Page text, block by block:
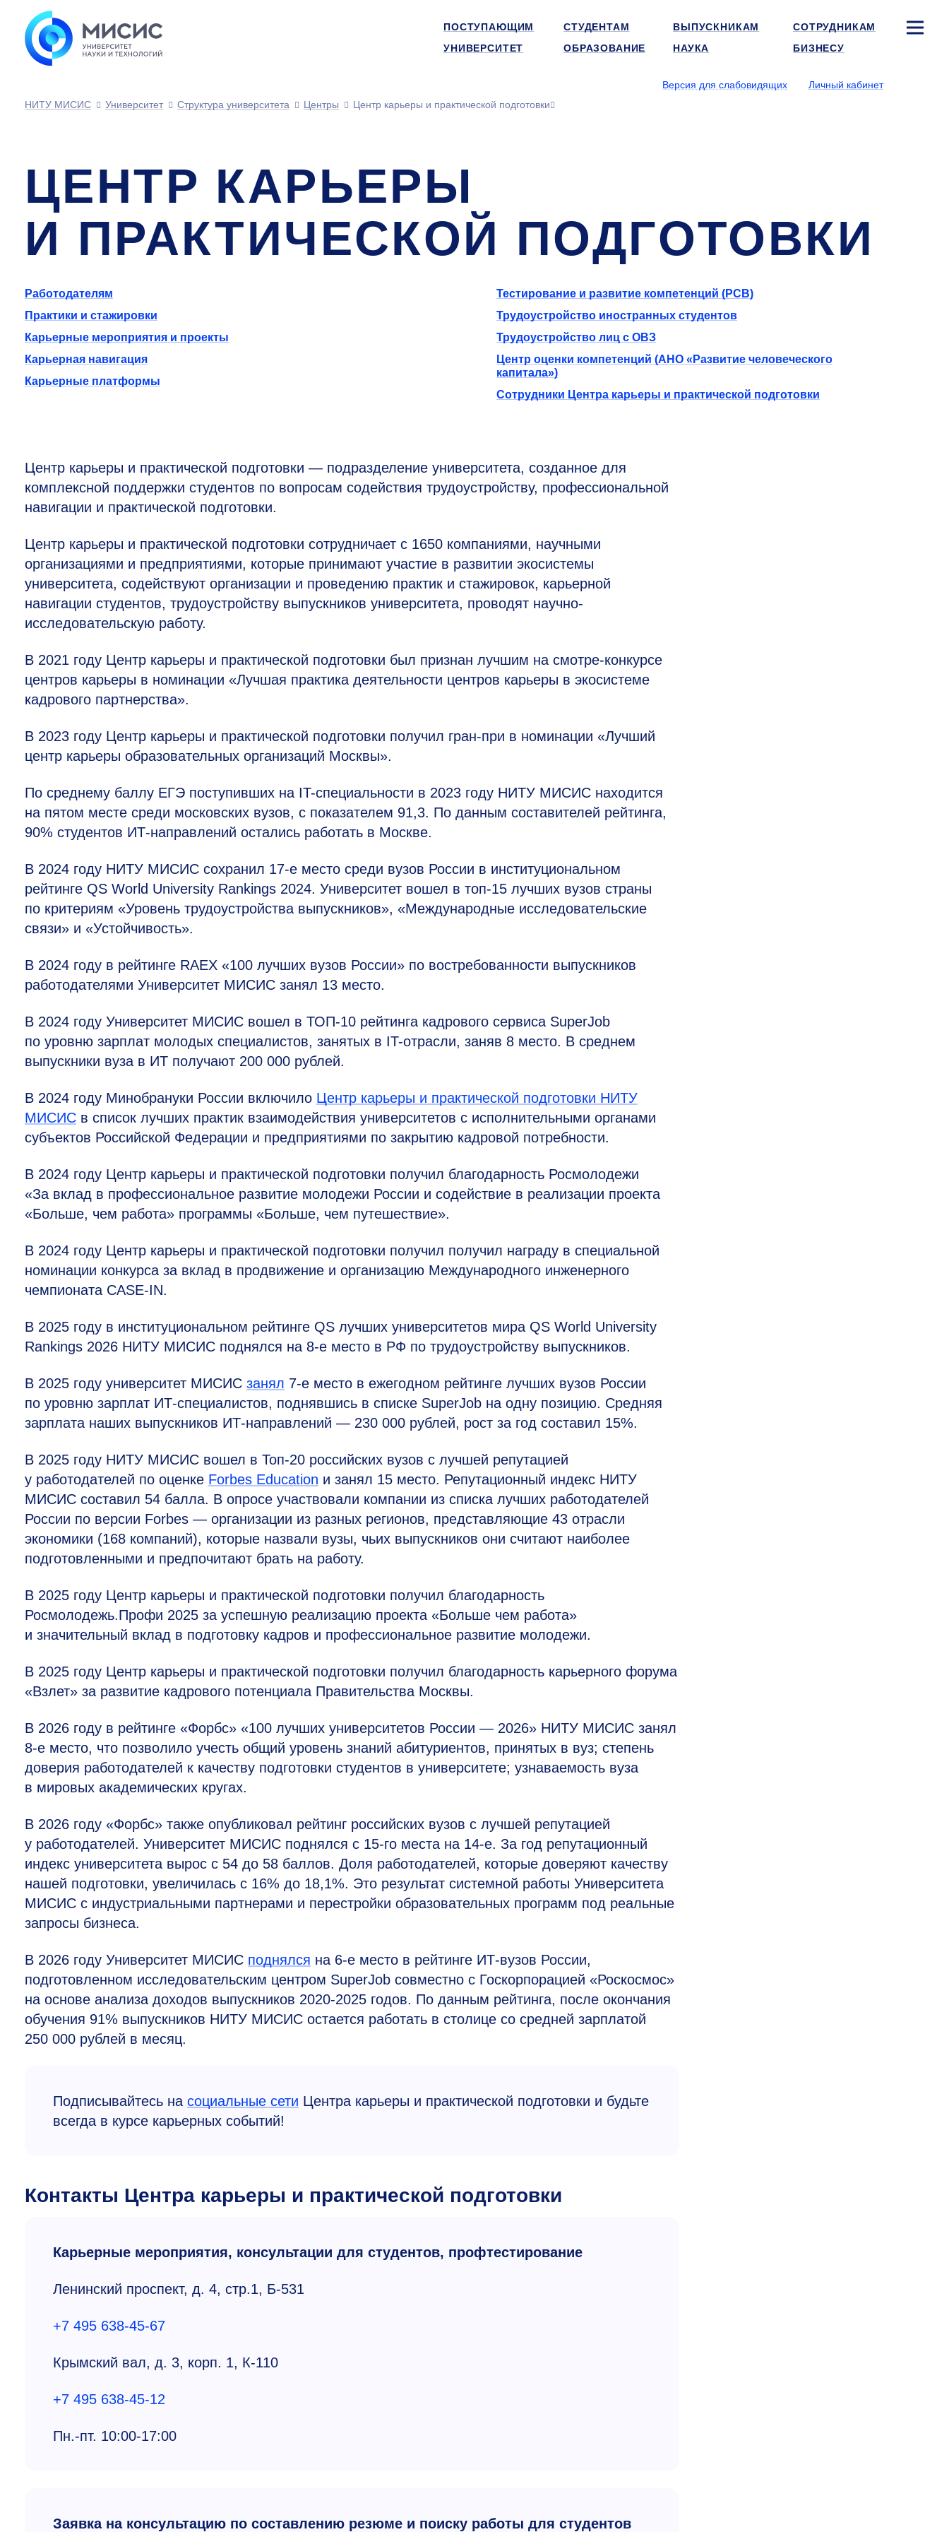
ПОСТУПАЮЩИМ СТУДЕНТАМ ВЫПУСКНИКАМ
СОТРУДНИКАМ
УНИВЕРСИТЕТ
ОБРАЗОВАНИЕ НАУКА БИЗНЕСУ
Версия для слабовидящих
Личный кабинет
НИТУ МИСИС
Университет Структура университета Центры Центр карьеры и практической подготовки
ЦЕНТР КАРЬЕРЫ
И ПРАКТИЧЕСКОЙ ПОДГОТОВКИ
Работодателям
Практики и стажировки
Карьерные мероприятия и проекты
Карьерная навигация
Карьерные платформы
Тестирование и развитие компетенций (РСВ)
Трудоустройство иностранных студентов
Трудоустройство лиц с ОВЗ
Центр оценки компетенций (АНО «Развитие человеческого
капитала»)
Сотрудники Центра карьеры и практической подготовки
Центр карьеры и практической подготовки — подразделение университета, созданное для
комплексной поддержки студентов по вопросам содействия трудоустройству, профессиональной
навигации и практической подготовки.
Центр карьеры и практической подготовки сотрудничает с 1650 компаниями, научными
организациями и предприятиями, которые принимают участие в развитии экосистемы
университета, содействуют организации и проведению практик и стажировок, карьерной
навигации студентов, трудоустройству выпускников университета, проводят научно-
исследовательскую работу.
В 2021 году Центр карьеры и практической подготовки был признан лучшим на смотре-конкурсе
центров карьеры в номинации «Лучшая практика деятельности центров карьеры в экосистеме
кадрового партнерства».
В 2023 году Центр карьеры и практической подготовки получил гран-при в номинации «Лучший
центр карьеры образовательных организаций Москвы».
По среднему баллу ЕГЭ поступивших на IT-специальности в 2023 году НИТУ МИСИС находится
на пятом месте среди московских вузов, с показателем 91,3. По данным составителей рейтинга,
90% студентов ИТ-направлений остались работать в Москве.
В 2024 году НИТУ МИСИС сохранил 17-е место среди вузов России в институциональном
рейтинге QS World University Rankings 2024. Университет вошел в топ-15 лучших вузов страны
по критериям «Уровень трудоустройства выпускников», «Международные исследовательские
связи» и «Устойчивость».
В 2024 году в рейтинге RAEX «100 лучших вузов России» по востребованности выпускников
работодателями Университет МИСИС занял 13 место.
В 2024 году Университет МИСИС вошел в ТОП-10 рейтинга кадрового сервиса SuperJob
по уровню зарплат молодых специалистов, занятых в IT-отрасли, заняв 8 место. В среднем
выпускники вуза в ИТ получают 200 000 рублей.
В 2024 году Минобрануки России включило Центр карьеры и практической подготовки НИТУ
МИСИС в список лучших практик взаимодействия университетов с исполнительными органами
субъектов Российской Федерации и предприятиями по закрытию кадровой потребности.
В 2024 году Центр карьеры и практической подготовки получил благодарность Росмолодежи
«За вклад в профессиональное развитие молодежи России и содействие в реализации проекта
«Больше, чем работа» программы «Больше, чем путешествие».
В 2024 году Центр карьеры и практической подготовки получил получил награду в специальной
номинации конкурса за вклад в продвижение и организацию Международного инженерного
чемпионата CASE-IN.
В 2025 году в институциональном рейтинге QS лучших университетов мира QS World University
Rankings 2026 НИТУ МИСИС поднялся на 8-е место в РФ по трудоустройству выпускников.
В 2025 году университет МИСИС занял 7-е место в ежегодном рейтинге лучших вузов России
по уровню зарплат ИТ‑специалистов, поднявшись в списке SuperJob на одну позицию. Средняя
зарплата наших выпускников ИТ-направлений — 230 000 рублей, рост за год составил 15%.
В 2025 году НИТУ МИСИС вошел в Топ-20 российских вузов с лучшей репутацией
у работодателей по оценке Forbes Education и занял 15 место. Репутационный индекс НИТУ
МИСИС составил 54 балла. В опросе участвовали компании из списка лучших работодателей
России по версии Forbes — организации из разных регионов, представляющие 43 отрасли
экономики (168 компаний), которые назвали вузы, чьих выпускников они считают наиболее
подготовленными и предпочитают брать на работу.
В 2025 году Центр карьеры и практической подготовки получил благодарность
Росмолодежь.Профи 2025 за успешную реализацию проекта «Больше чем работа»
и значительный вклад в подготовку кадров и профессиональное развитие молодежи.
В 2025 году Центр карьеры и практической подготовки получил благодарность карьерного форума
«Взлет» за развитие кадрового потенциала Правительства Москвы.
В 2026 году в рейтинге «Форбс» «100 лучших университетов России — 2026» НИТУ МИСИС занял
8-е место, что позволило учесть общий уровень знаний абитуриентов, принятых в вуз; степень
доверия работодателей к качеству подготовки студентов в университете; узнаваемость вуза
в мировых академических кругах.
В 2026 году «Форбс» также опубликовал рейтинг российских вузов с лучшей репутацией
у работодателей. Университет МИСИС поднялся с 15-го места на 14-е. За год репутационный
индекс университета вырос с 54 до 58 баллов. Доля работодателей, которые доверяют качеству
нашей подготовки, увеличилась с 16% до 18,1%. Это результат системной работы Университета
МИСИС с индустриальными партнерами и перестройки образовательных программ под реальные
запросы бизнеса.
В 2026 году Университет МИСИС поднялся на 6-е место в рейтинге ИТ-вузов России,
подготовленном исследовательским центром SuperJob совместно с Госкорпорацией «Роскосмос»
на основе анализа доходов выпускников 2020-2025 годов. По данным рейтинга, после окончания
обучения 91% выпускников НИТУ МИСИС остается работать в столице со средней зарплатой
250 000 рублей в месяц.
Подписывайтесь на социальные сети Центра карьеры и практической подготовки и будьте
всегда в курсе карьерных событий!
Контакты Центра карьеры и практической подготовки
Карьерные мероприятия, консультации для студентов, профтестирование
Ленинский проспект, д. 4, стр.1, Б-531
+7 495 638-45-67
Крымский вал, д. 3, корп. 1, К-110
+7 495 638-45-12
Пн.-пт. 10:00-17:00
Заявка на консультацию по составлению резюме и поиску работы для студентов